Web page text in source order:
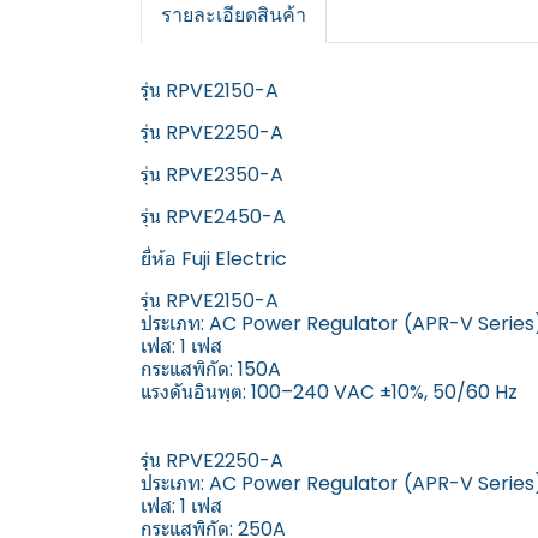
รายละเอียดสินค้า
รุ่น RPVE2150-A
รุ่น RPVE2250-A
รุ่น RPVE2350-A
รุ่น RPVE2450-A
ยี่ห้อ Fuji Electric
รุ่น RPVE2150-A
ประเภท: AC Power Regulator (APR-V
เฟส: 1 เฟส
กระแสพิกัด: 150A
แรงดันอินพุต: 100–240 VAC ±10%, 50/60 Hz
รุ่น RPVE2250-A
ประเภท: AC Power Regulator (APR-V
เฟส: 1 เฟส
กระแสพิกัด: 250A